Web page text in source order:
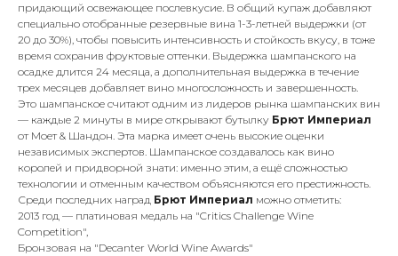
придающий освежающее послевкусие. В общий купаж добавляют
специально отобранные резервные вина 1-3-летней выдержки (от
20 до 30%), чтобы повысить интенсивность и стойкость вкусу, в тоже
время сохранив фруктовые оттенки. Выдержка шампанского на
осадке длится 24 месяца, а дополнительная выдержка в течение
трех месяцев добавляет вино многосложность и завершенность.
Это шампанское считают одним из лидеров рынка шампанских вин
— каждые 2 минуты в мире открывают бутылку Брют Империал
от Моет & Шандон. Эта марка имеет очень высокие оценки
независимых экспертов. Шампанское создавалось как вино
королей и придворной знати: именно этим, а ещё сложностью
технологии и отменным качеством объясняются его престижность.
Среди последних наград Брют Империал можно отметить:
2013 год — платиновая медаль на "Critics Challenge Wine
Competition",
Бронзовая на "Decanter World Wine Awards"